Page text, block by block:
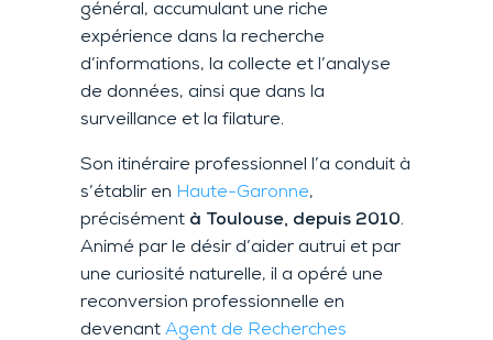
général, accumulant une riche
expérience dans la recherche
d’informations, la collecte et l’analyse
de données, ainsi que dans la
surveillance et la filature.
Son itinéraire professionnel l’a conduit à
s’établir en Haute-Garonne,
précisément à Toulouse, depuis 2010.
Animé par le désir d’aider autrui et par
une curiosité naturelle, il a opéré une
reconversion professionnelle en
devenant Agent de Recherches